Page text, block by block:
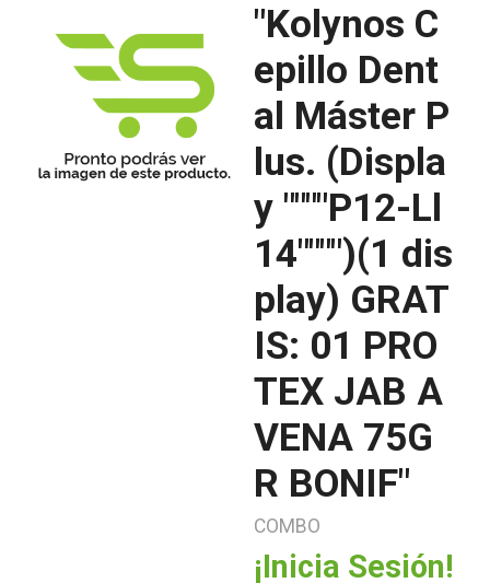
"Kolynos C
epillo Dent
al Máster P
lus. (Displa
y """"P12-Ll
14"""")(1 dis
play) GRAT
IS: 01 PRO
TEX JAB A
VENA 75G
R BONIF"
COMBO
¡Inicia Sesión!